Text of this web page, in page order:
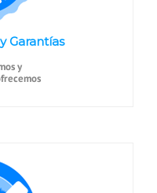
Garantías
y